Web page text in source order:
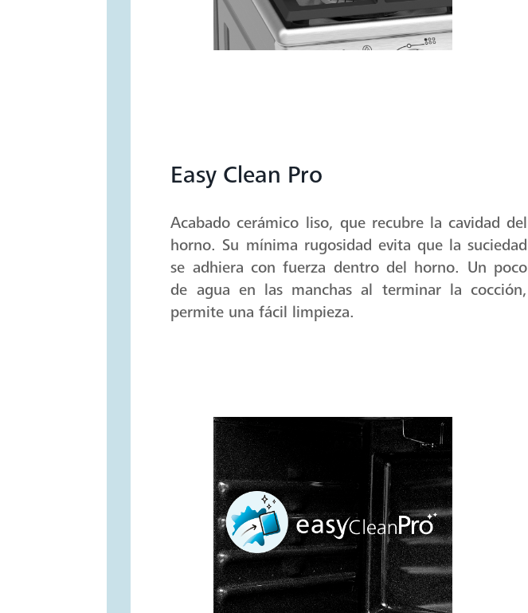
Easy Clean Pro
Acabado cerámico liso, que recubre la cavidad del
horno. Su mínima rugosidad evita que la suciedad
se adhiera con fuerza dentro del horno. Un poco
de agua en las manchas al terminar la cocción,
permite una fácil limpieza.